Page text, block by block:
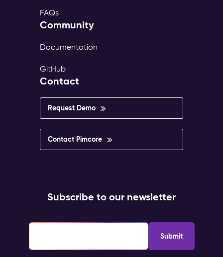
FAQs
Community
Documentation
GitHub
Contact
Request Demo
Contact Pimcore
Subscribe to our newsletter